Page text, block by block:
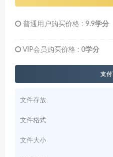
普通用户购买价格 : 9.9学分
VIP会员购买价格 : 0学分
支
文件存放
文件格式
文件大小